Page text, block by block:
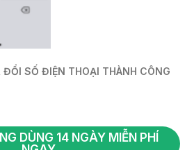
SỐ ĐIỆN THOẠI THÀNH CÔNG
DÙNG 14 NGÀY MIỄN PHÍ